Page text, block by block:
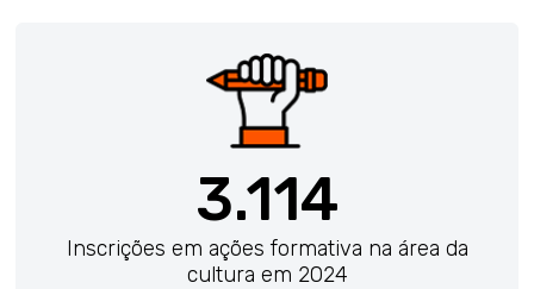
3.114
Inscrições em ações formativa na área da
cultura em 2024